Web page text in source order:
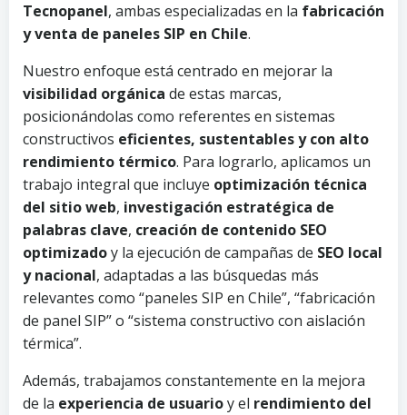
Tecnopanel, ambas especializadas en la fabricación
y venta de paneles SIP en Chile.
Nuestro enfoque está centrado en mejorar la
visibilidad orgánica de estas marcas,
posicionándolas como referentes en sistemas
constructivos eficientes, sustentables y con alto
rendimiento térmico. Para lograrlo, aplicamos un
trabajo integral que incluye optimización técnica
del sitio web, investigación estratégica de
palabras clave, creación de contenido SEO
optimizadoy la ejecución de campañas de SEO local
y nacional, adaptadas a las búsquedas más
relevantes como “paneles SIP en Chile”, “fabricación
de panel SIP” o “sistema constructivo con aislación
térmica”.
Además, trabajamos constantemente en la mejora
de la experiencia de usuarioy el rendimiento del